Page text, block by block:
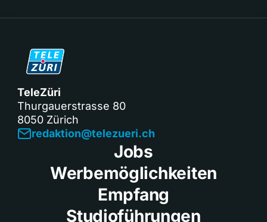
TeleZüri
Thurgauerstrasse 80
8050 Zürich
redaktion@telezueri.ch
Jobs
Werbemöglichkeiten
Empfang
Studioführungen